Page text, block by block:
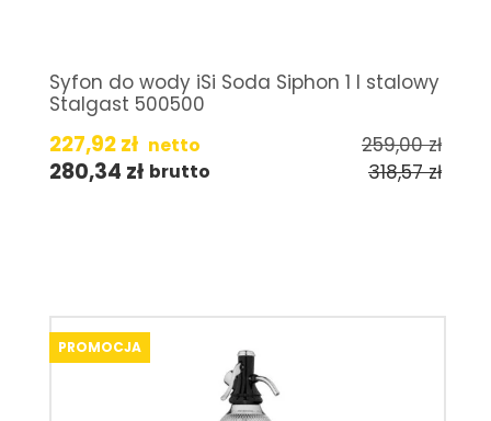
Syfon do wody iSi Soda Siphon 1 l stalowy
Stalgast 500500
227,92zł netto 259,00zł
280,34 zł brutto 318,57zł
PROMOCJA